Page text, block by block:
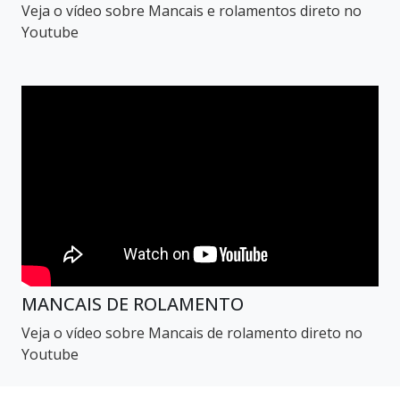
Veja o vídeo sobre Mancais e rolamentos direto no
Youtube
MANCAIS DE ROLAMENTO
Veja o vídeo sobre Mancais de rolamento direto no
Youtube